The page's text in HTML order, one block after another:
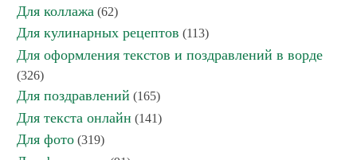
Для коллажа (62)
Для кулинарных рецептов (113)
Для оформления текстов и поздравлений в ворде
(326)
Для поздравлений (165)
Для текста онлайн (141)
Для фото (319)